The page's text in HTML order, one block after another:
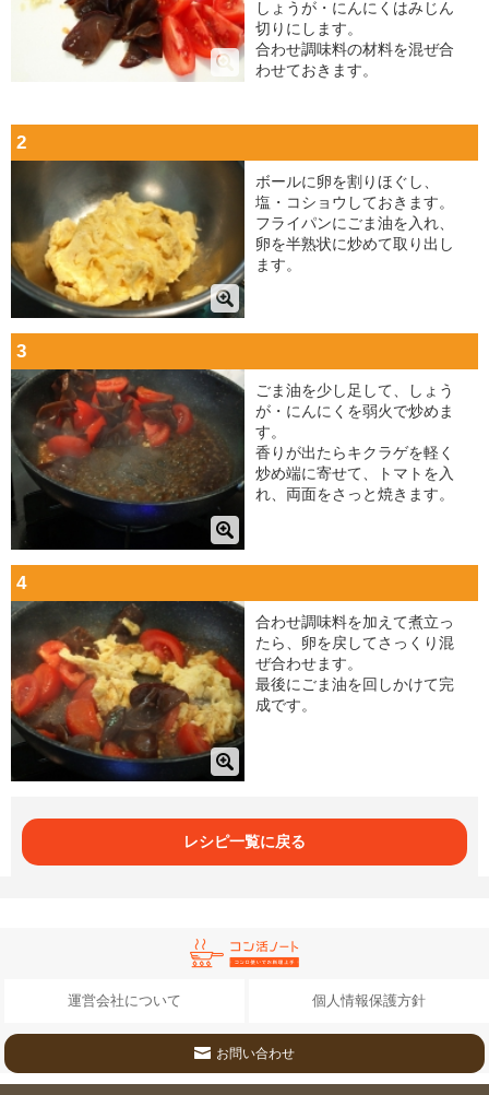
しょうが・にんにくはみじん
切りにします。
合わせ調味料の材料を混ぜ合
わせておきます。
2
ボールに卵を割りほぐし、
塩・コショウしておきます。
フライパンにごま油を入れ、
卵を半熟状に炒めて取り出し
ます。
3
ごま油を少し足して、しょう
が・にんにくを弱火で炒めま
す。
香りが出たらキクラゲを軽く
炒め端に寄せて、トマトを入
れ、両面をさっと焼きます。
4
合わせ調味料を加えて煮立っ
たら、卵を戻してさっくり混
ぜ合わせます。
最後にごま油を回しかけて完
成です。
レシピ一覧に戻る
運営会社について 個人情報保護方針
お問い合わせ